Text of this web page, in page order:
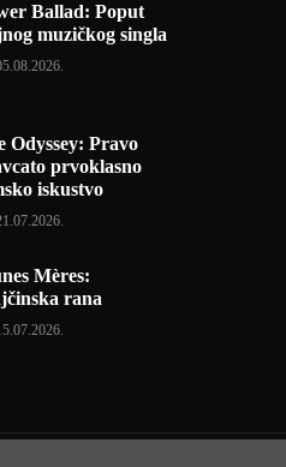
Ballad: Poput
muzičkog singla
Odyssey: Pravo
prvoklasno
iskustvo
Mères:
rana